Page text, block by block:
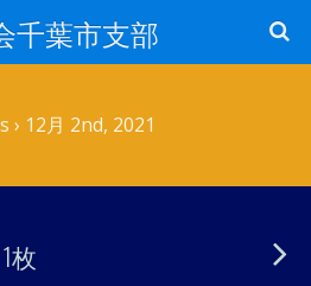
千葉市支部
› 12月 2nd, 2021
枚